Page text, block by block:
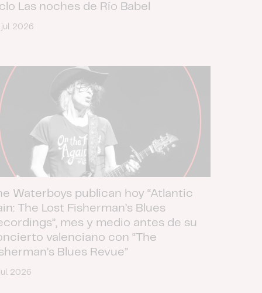
Las noches de Río Babel
2026
Waterboys publican hoy “Atlantic
The Lost Fisherman’s Blues
mes y medio antes de su
valenciano con “The
Blues Revue”
2026